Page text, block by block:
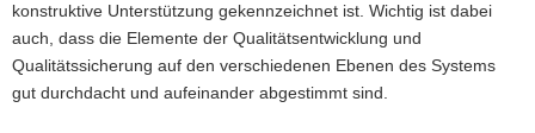
konstruktive Unterstützung gekennzeichnet ist. Wichtig ist dabei
auch, dass die Elemente der Qualitätsentwicklung und
Qualitätssicherung auf den verschiedenen Ebenen des Systems
gut durchdacht und aufeinander abgestimmt sind.